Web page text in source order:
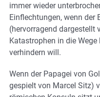
immer wieder
Einflechtungen, wenn der
(hervorragend dargestellt
Katastrophen in die
verhindern will.
Wenn der Papagei von
gespielt von Marcel Sitz)